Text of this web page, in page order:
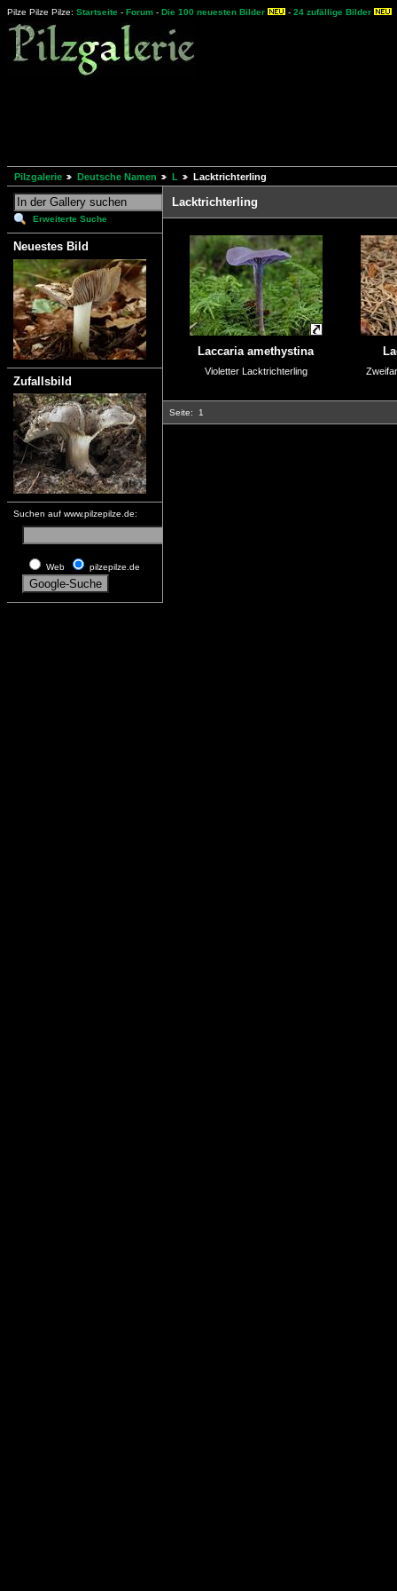
Pilze Pilze Pilze: Startseite - Forum - Die 100 neuesten Bilder - 24 zufällige Bilder
Pilzgalerie Deutsche Namen L Lacktrichterling
Erweiterte Suche
Neuestes Bild
Zufallsbild
Suchen auf www.pilzepilze.de:
Web pilzepilze.de
Lacktrichterling
Laccaria amethystina
Violetter Lacktrichterling
Seite: 1